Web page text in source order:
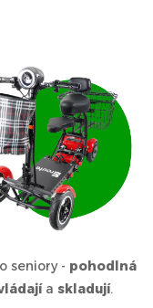
seniory - pohodlná
a skladují.